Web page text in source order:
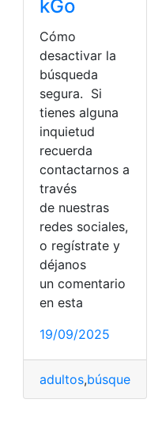
Simyo,tarjeta,Tiendas
kGo
Cómo
desactivar la
búsqueda
segura. Si
tienes alguna
inquietud
recuerda
contactarnos a
través
de nuestras
redes sociales,
o regístrate y
déjanos
un comentario
en esta
19/09/2025
adultos,búsquedas